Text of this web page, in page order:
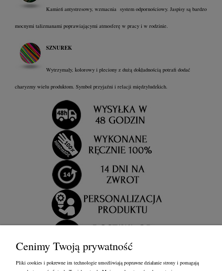
Kamień antystresowy, wzmacnia system odpornościowy. Jaspisy są bardzo
mocnymi talizmanami poprawiającymi atmosferę w pracy i w rodzinie.
SZNUREK
Wytrzymały, kolorowy i pleciony z dużą dokładnością potrafi dodać
charyzmy wielu produktom. Symbol przyjaźni i relacji międzyludzkich.
Cenimy Twoją prywatność
Pliki cookies i pokrewne im technologie umożliwiają poprawne działanie strony i pomagają